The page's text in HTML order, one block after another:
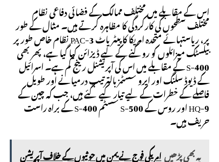
اس کے مقابلے میں مختلف ممالک کے فضائی دفاعی نظام
مختلف سطحوں کی کارکردگی کا مظاہرہ کرتے ہیں۔ مثال کے طور
پر، ریاستہائے متحدہ امریکا کا پیٹریاٹ PAC-3 نظام خاص طور پر
بیلسٹک میزائلوں کو روکنے کے لیے ڈیزائن کیا گیا ہے، پھر بھی
S-400 کے مقابلے میں اس کی آپریشنل رینج کم ہے۔ اسرائیل
کے ڈیوڈ سلنگ اور ایرو سسٹمز بالترتیب درمیانے اور طویل
فاصلے کے خطرات کے لیے تیار کیے گئے ہیں، جب کہ چین کے
HQ-9 اور روس کے S-500 سسٹم S-400 کے براہ راست
حریف ہیں۔
یہ بھی پڑھیںامریکی فوج نے یمن میں حوثیوں کے خلاف آپریشن